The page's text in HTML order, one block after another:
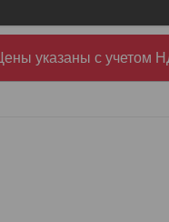
указаны c учетом